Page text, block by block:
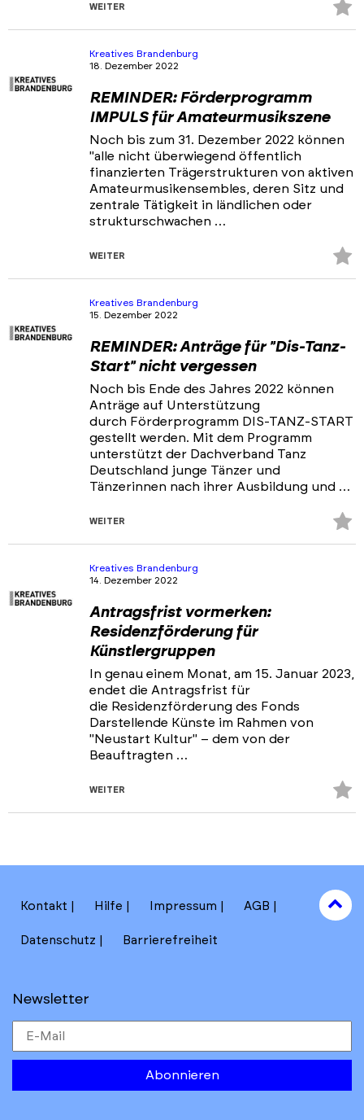
WEITER
Kreatives Brandenburg
18. Dezember 2022
REMINDER: Förderprogramm
IMPULS für Amateurmusikszene
Noch bis zum 31. Dezember 2022 können
"alle nicht überwiegend öffentlich
finanzierten Trägerstrukturen von aktiven
Amateurmusikensembles, deren Sitz und
zentrale Tätigkeit in ländlichen oder
strukturschwachen …
WEITER
Kreatives Brandenburg
15. Dezember 2022
REMINDER: Anträge für "Dis-Tanz-
Start" nicht vergessen
Noch bis Ende des Jahres 2022 können
Anträge auf Unterstützung
durch Förderprogramm DIS-TANZ-START
gestellt werden. Mit dem Programm
unterstützt der Dachverband Tanz
Deutschland junge Tänzer und
Tänzerinnen nach ihrer Ausbildung und …
WEITER
Kreatives Brandenburg
14. Dezember 2022
Antragsfrist vormerken:
Residenzförderung für
Künstlergruppen
In genau einem Monat, am 15. Januar 2023,
endet die Antragsfrist für
die Residenzförderung des Fonds
Darstellende Künste im Rahmen von
"Neustart Kultur" – dem von der
Beauftragten …
WEITER
Kontakt Hilfe Impressum AGB
Datenschutz Barrierefreiheit
Newsletter
Abonnieren
to
top